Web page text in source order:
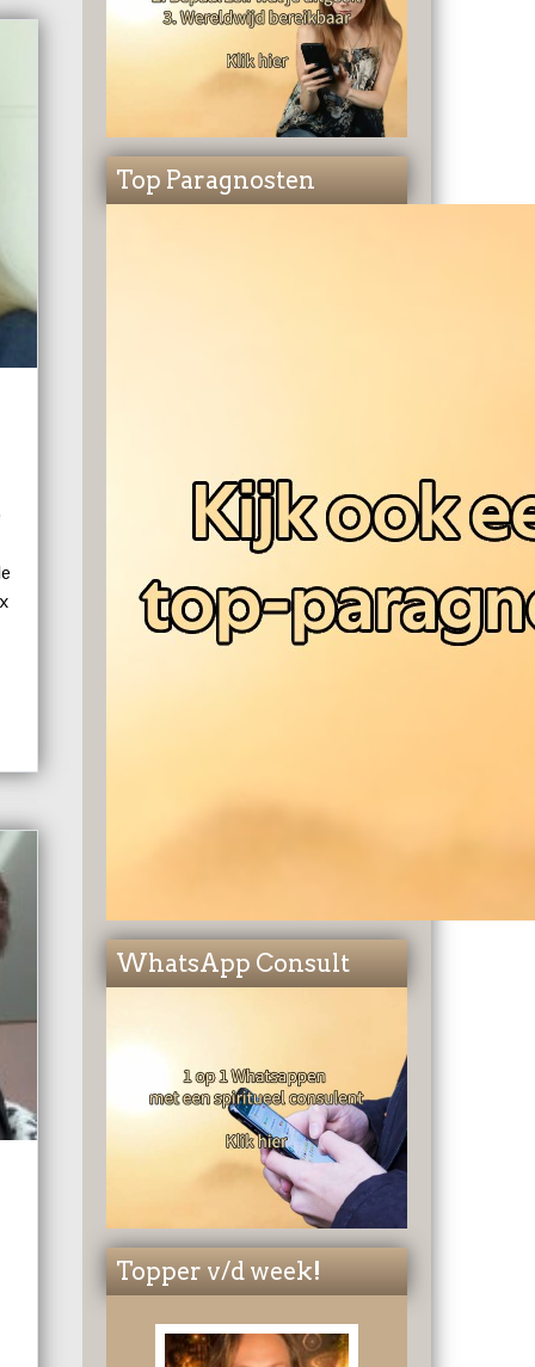
Top Paragnosten
WhatsApp Consult
Topper v/d week!